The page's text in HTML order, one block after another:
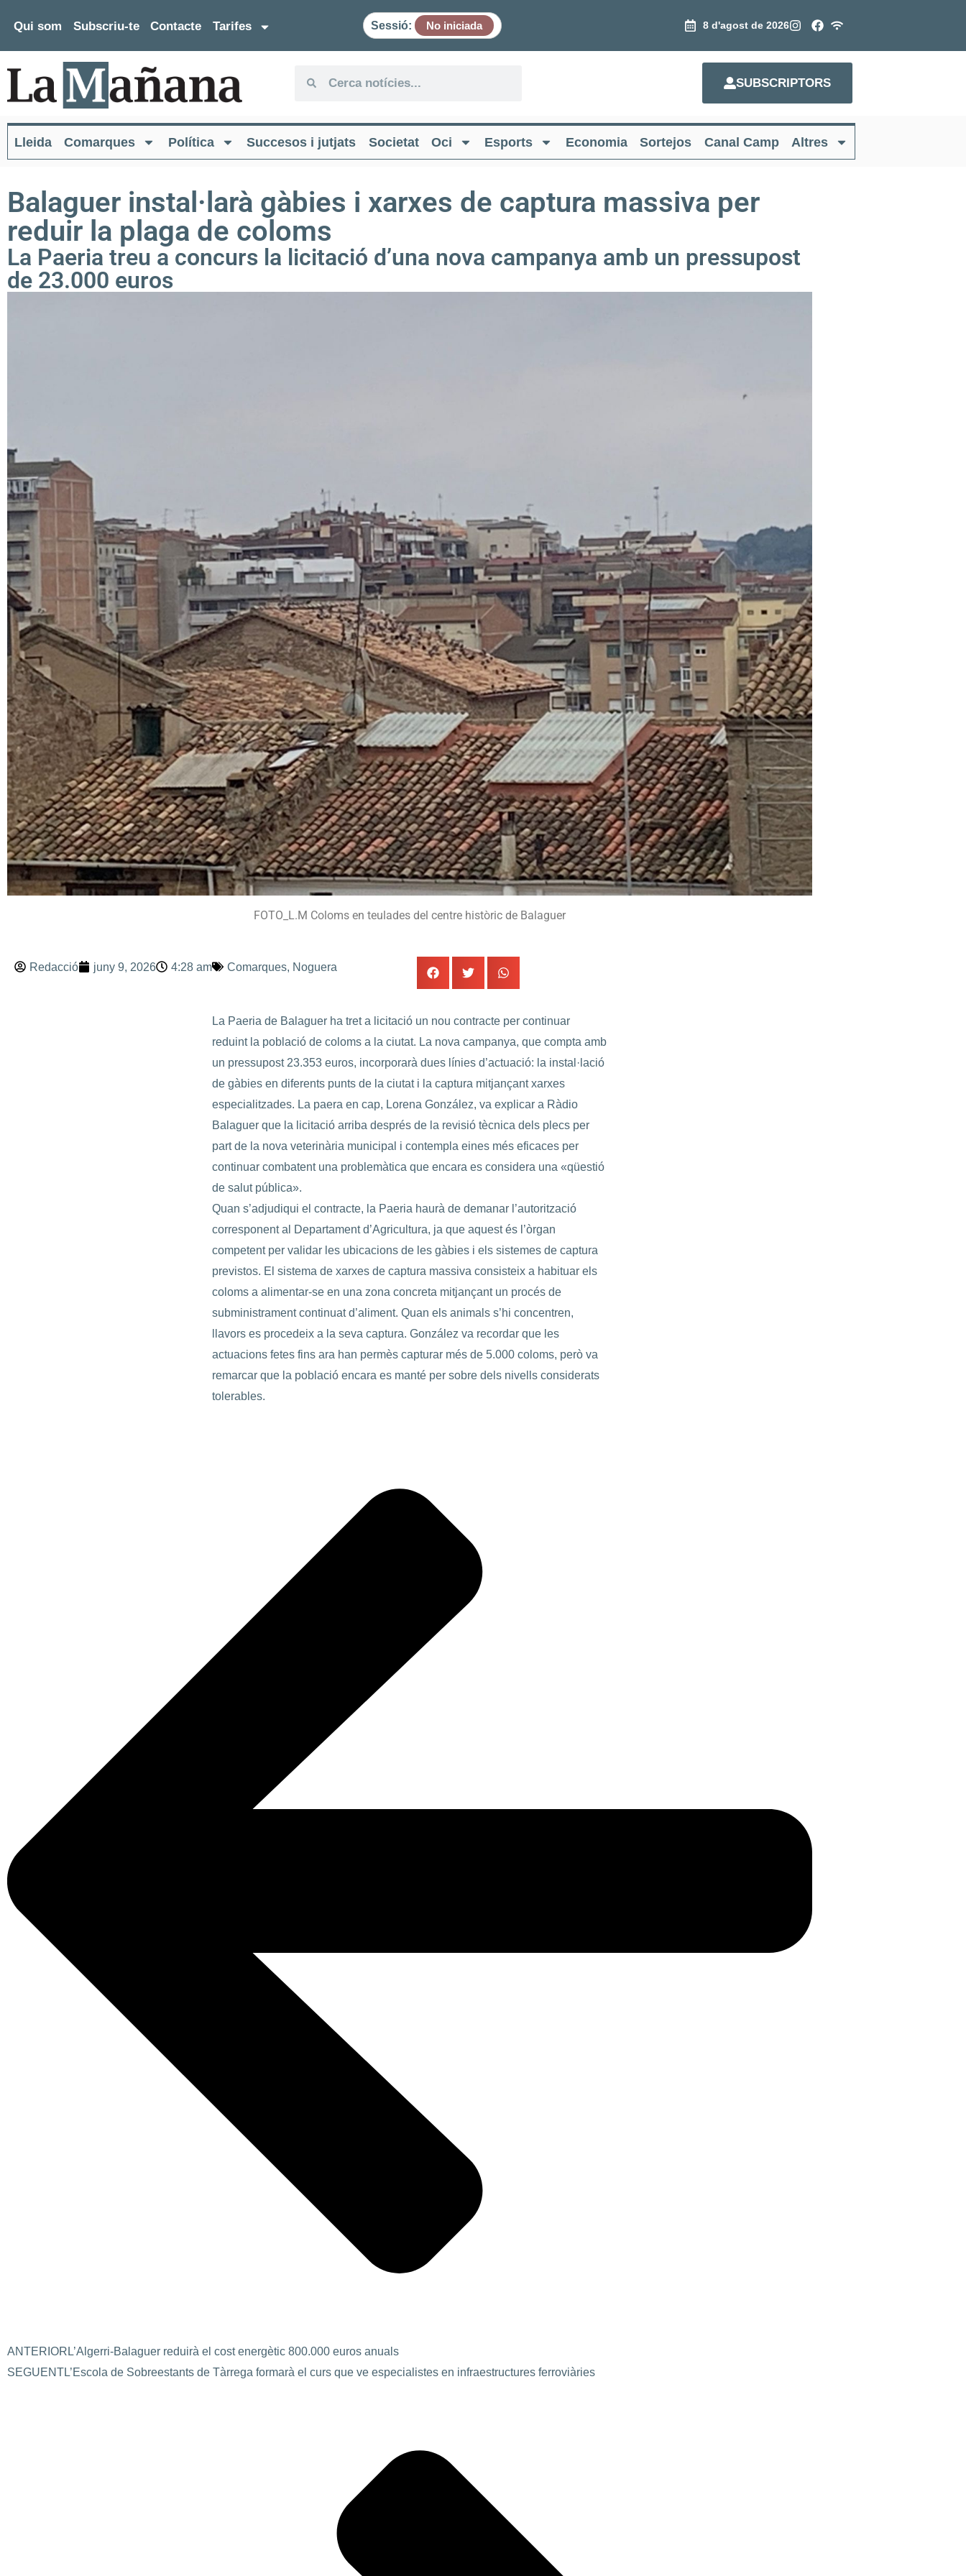
Qui som Subscriu-te Contacte Tarifes Sessió: No iniciada 8 d'agost de 2026
SUBSCRIPTORS
Lleida Comarques Política Succesos i jutjats Societat Oci Esports Economia Sortejos Canal Camp Altres
Balaguer instal·larà gàbies i xarxes de captura massiva per
reduir la plaga de coloms
La Paeria treu a concurs la licitació d’una nova campanya amb un pressupost
de 23.000 euros
FOTO_L.M Coloms en teulades del centre històric de Balaguer
Redacció juny 9, 2026 4:28 am Comarques, Noguera
La Paeria de Balaguer ha tret a licitació un nou contracte per continuar
reduint la població de coloms a la ciutat. La nova campanya, que compta amb
un pressupost 23.353 euros, incorporarà dues línies d’actuació: la instal·lació
de gàbies en diferents punts de la ciutat i la captura mitjançant xarxes
especialitzades. La paera en cap, Lorena González, va explicar a Ràdio
Balaguer que la licitació arriba després de la revisió tècnica dels plecs per
part de la nova veterinària municipal i contempla eines més eficaces per
continuar combatent una problemàtica que encara es considera una «qüestió
de salut pública».
Quan s’adjudiqui el contracte, la Paeria haurà de demanar l’autorització
corresponent al Departament d’Agricultura, ja que aquest és l’òrgan
competent per validar les ubicacions de les gàbies i els sistemes de captura
previstos. El sistema de xarxes de captura massiva consisteix a habituar els
coloms a alimentar-se en una zona concreta mitjançant un procés de
subministrament continuat d’aliment. Quan els animals s’hi concentren,
llavors es procedeix a la seva captura. González va recordar que les
actuacions fetes fins ara han permès capturar més de 5.000 coloms, però va
remarcar que la població encara es manté per sobre dels nivells considerats
tolerables.
ANTERIOR L’Algerri-Balaguer reduirà el cost energètic 800.000 euros anuals
SEGUENTL’Escola de Sobreestants de Tàrrega formarà el curs que ve especialistes en infraestructures ferroviàries